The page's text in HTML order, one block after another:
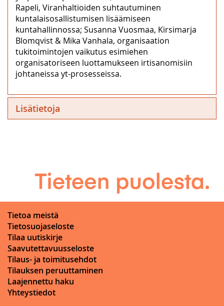
Rapeli, Viranhaltioiden suhtautuminen
kuntalaisosallistumisen lisäämiseen
kuntahallinnossa; Susanna Vuosmaa, Kirsimarja
Blomqvist & Mika Vanhala, organisaation
tukitoimintojen vaikutus esimiehen
organisatoriseen luottamukseen irtisanomisiin
johtaneissa yt-prosesseissa.
Lisätietoja
Tietoa meistä
Tietosuojaseloste
Tilaa uutiskirje
Saavutettavuusseloste
Tilaus- ja toimitusehdot
Tilauksen peruuttaminen
Laajennettu haku
Yhteystiedot